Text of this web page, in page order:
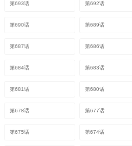
第693话 第692话
第690话 第689话
第687话 第686话
第684话 第683话
第681话 第680话
第678话 第677话
第675话 第674话